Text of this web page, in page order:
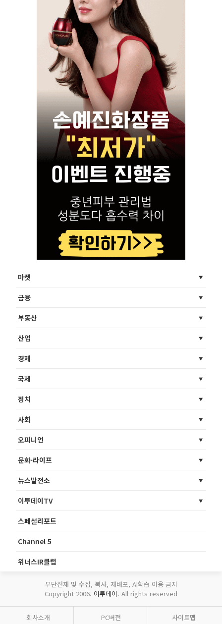
마켓
금융
부동산
산업
경제
국제
정치
사회
오피니언
문화·라이프
뉴스발전소
이투데이TV
스페셜리포트
Channel 5
위너스IR클럽
무단전재 및 수집, 복사, 재배포, AI학습 이용 금지
Copyright 2006. 이투데이. All rights reserved
회사소개 PC버전 사이트맵